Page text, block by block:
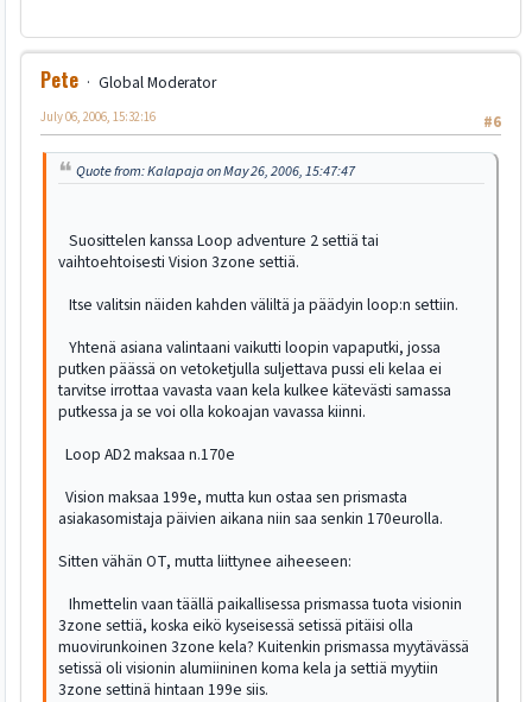
Pete
Global Moderator
#6
July 06, 2006, 15:32:16
Quote from: Kalapaja on May 26, 2006, 15:47:47
Suosittelen kanssa Loop adventure 2 settiä tai
vaihtoehtoisesti Vision 3zone settiä.
Itse valitsin näiden kahden väliltä ja päädyin loop:n settiin.
Yhtenä asiana valintaani vaikutti loopin vapaputki, jossa
putken päässä on vetoketjulla suljettava pussi eli kelaa ei
tarvitse irrottaa vavasta vaan kela kulkee kätevästi samassa
putkessa ja se voi olla kokoajan vavassa kiinni.
Loop AD2 maksaa n.170e
Vision maksaa 199e, mutta kun ostaa sen prismasta
asiakasomistaja päivien aikana niin saa senkin 170eurolla.
Sitten vähän OT, mutta liittynee aiheeseen:
Ihmettelin vaan täällä paikallisessa prismassa tuota visionin
3zone settiä, koska eikö kyseisessä setissä pitäisi olla
muovirunkoinen 3zone kela? Kuitenkin prismassa myytävässä
setissä oli visionin alumiininen koma kela ja settiä myytiin
3zone settinä hintaan 199e siis.